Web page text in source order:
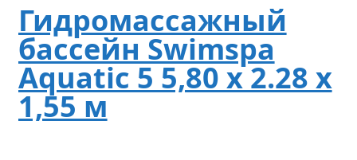
Гидромассажный
бассейн Swimspa
Aquatic 5 5,80 x 2.28 х
1,55 м